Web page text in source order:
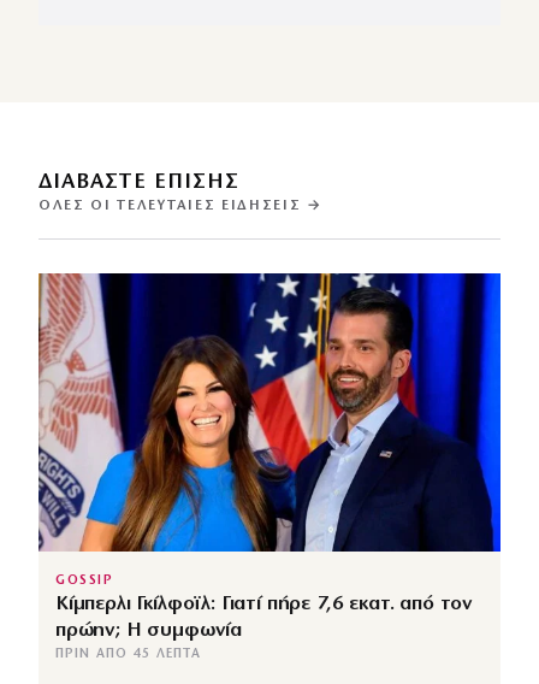
ΔΙΑΒΑΣΤΕ ΕΠΙΣΗΣ
ΌΛΕΣ ΟΙ ΤΕΛΕΥΤΑΊΕΣ ΕΙΔΉΣΕΙΣ →
GOSSIP
Κίμπερλι Γκίλφοϊλ: Γιατί πήρε 7,6 εκατ. από τον
πρώην; Η συμφωνία
ΠΡΙΝ ΑΠΌ 45 ΛΕΠΤΆ